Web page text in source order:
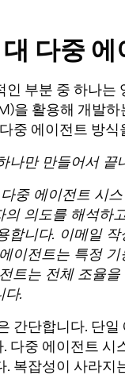
다중
부분 중 하나
을 활용해 개발
중 에이전트 방
나만 만들어서 끝
중 에이전트 시
의 의도를 해석하
합니다. 이메일
이전트는 특정
트는 전체 조율
다.
간단합니다. 단
다중 에이전트
. 복잡성이 사라